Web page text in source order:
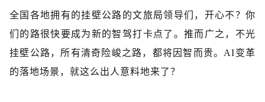
全国各地拥有的挂壁公路的文旅局领导们，开心不？你
们的路很快要成为新的智驾打卡点了。推而广之，不光
挂壁公路，所有清奇险峻之路，都将因智而贵。 AI变革
的落地场景，就这么出人意料地来了？